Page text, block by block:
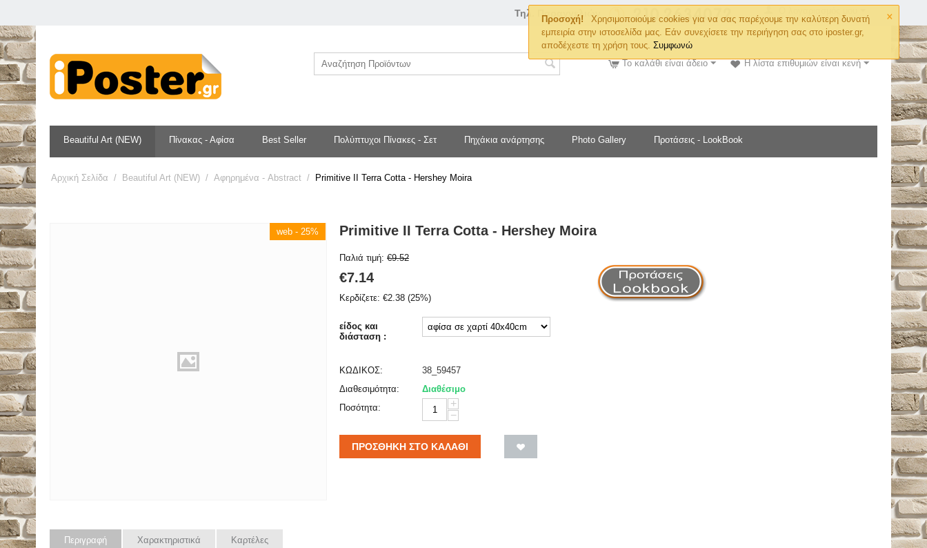
×
Προσοχή!
Χρησιμοποιούμε cookies για να σας παρέχουμε την καλύτερη δυνατή
εμπειρία στην ιστοσελίδα μας. Εάν συνεχίσετε την περιήγηση σας στο iposter.gr,
αποδέχεστε τη χρήση τους.Συμφωνώ
Τηλ. Παραγγελιών
Η λίστα επιθυμιών είναι κενή
Το καλάθι είναι άδειο
Beautiful Art (NEW) Πίνακας - Αφίσα Best Seller Πολύπτυχοι Πίνακες - Σετ Πηχάκια ανάρτησης Photo Gallery Προτάσεις - LookBook
Αρχική Σελίδα / Beautiful Art (NEW) / Αφηρημένα - Abstract / Primitive II Terra Cotta - Hershey Moira
web - 25% Primitive II Terra Cotta - Hershey Moira
Παλιά τιμή: €9.52
€7.14
Κερδίζετε: €2.38 (25%)
είδος και
διάσταση :
ΚΩΔΙΚΟΣ:
38_59457
Διαθεσιμότητα:
Διαθέσιμο
Ποσότητα:
+
−
ΠΡΟΣΘΉΚΗ ΣΤΟ ΚΑΛΆΘΙ
Περιγραφή Χαρακτηριστικά Καρτέλες